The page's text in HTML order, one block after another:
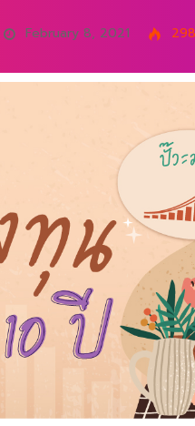
February 8, 2021